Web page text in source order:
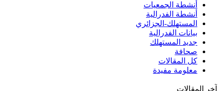
أنشطة الجمعيات
أنشطة الفدرالية
المستهلك-الجزائري
بيانات الفدرالية
جديد المستهلك
صحافة
كل المقالات
معلومة مفيدة